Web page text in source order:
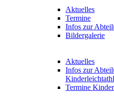
Aktuelles
Termine
Infos zur
Bildergalerie
Aktuelles
Infos zur
Termine